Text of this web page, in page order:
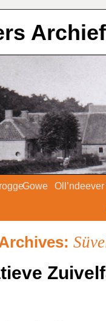
Archief
Gowe Oll’ndeever